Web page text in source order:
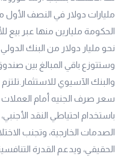
الحكومة مليارين منها عبر
نحو مليار دولار من البنك
وستتوزع باقي المبالغ بين
والبنك الآسيوي
سعر صرف الجنيه أمام العملات
باستخدام احتياطي النقد
الصدمات الخارجية، وتجنب
الحقيقي، ويدعم القدرة